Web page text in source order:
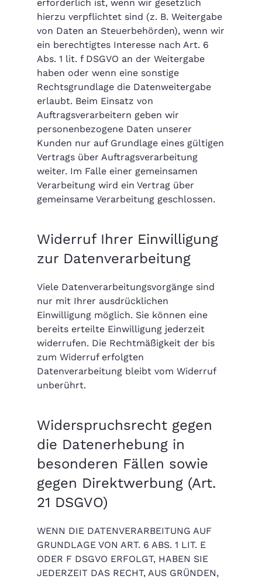
erforderlich ist, wenn wir gesetzlich
hierzu verpflichtet sind (z. B. Weitergabe
von Daten an Steuerbehörden), wenn wir
ein berechtigtes Interesse nach Art. 6
Abs. 1 lit. f DSGVO an der Weitergabe
haben oder wenn eine sonstige
Rechtsgrundlage die Datenweitergabe
erlaubt. Beim Einsatz von
Auftragsverarbeitern geben wir
personenbezogene Daten unserer
Kunden nur auf Grundlage eines gültigen
Vertrags über Auftragsverarbeitung
weiter. Im Falle einer gemeinsamen
Verarbeitung wird ein Vertrag über
gemeinsame Verarbeitung geschlossen.
Widerruf Ihrer Einwilligung
zur Datenverarbeitung
Viele Datenverarbeitungsvorgänge sind
nur mit Ihrer ausdrücklichen
Einwilligung möglich. Sie können eine
bereits erteilte Einwilligung jederzeit
widerrufen. Die Rechtmäßigkeit der bis
zum Widerruf erfolgten
Datenverarbeitung bleibt vom Widerruf
unberührt.
Widerspruchsrecht gegen
die Datenerhebung in
besonderen Fällen sowie
gegen Direktwerbung (Art.
21 DSGVO)
WENN DIE DATENVERARBEITUNG AUF
GRUNDLAGE VON ART. 6 ABS. 1 LIT. E
ODER F DSGVO ERFOLGT, HABEN SIE
JEDERZEIT DAS RECHT, AUS GRÜNDEN,